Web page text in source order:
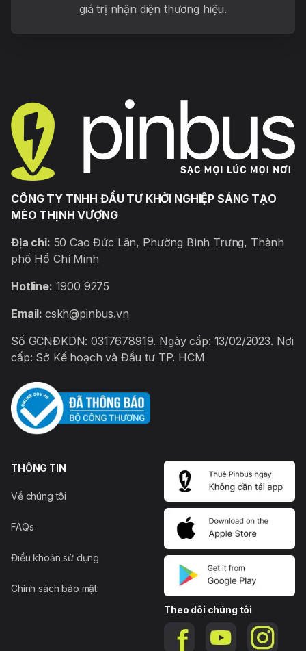
giá trị nhận diện thương hiệu.
CÔNG TY TNHH ĐẦU TƯ KHỞI NGHIỆP SÁNG TẠO
MÈO THỊNH VƯỢNG
Địa chỉ: 50 Cao Đức Lân, Phường Bình Trưng, Thành
phố Hồ Chí Minh
Hotline: 1900 9275
Email: cskh@pinbus.vn
Số GCNĐKDN: 0317678919. Ngày cấp: 13/02/2023. Nơi
cấp: Sở Kế hoạch và Đầu tư TP. HCM
THÔNG TIN
Về chúng tôi
FAQs
Điều khoản sử dụng
Chính sách bảo mật
Theo dõi chúng tôi